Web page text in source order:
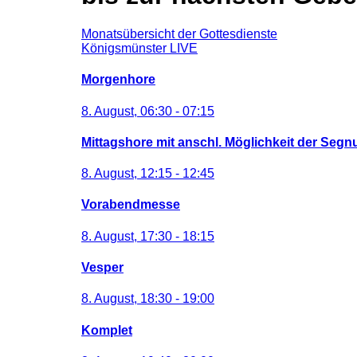
Monatsübersicht der Gottesdienste
Königsmünster LIVE
Morgenhore
8. August, 06:30 - 07:15
Mittagshore mit anschl. Möglichkeit der
8. August, 12:15 - 12:45
Vorabendmesse
8. August, 17:30 - 18:15
Vesper
8. August, 18:30 - 19:00
Komplet